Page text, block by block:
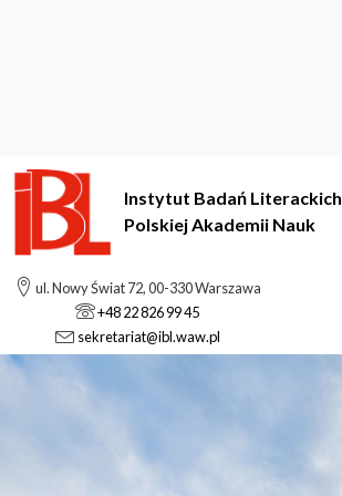
Instytut Badań Literackich
Polskiej Akademii Nauk
ul. Nowy Świat 72, 00-330 Warszawa
+48 22 826 99 45
sekretariat@ibl.waw.pl
Szukaj